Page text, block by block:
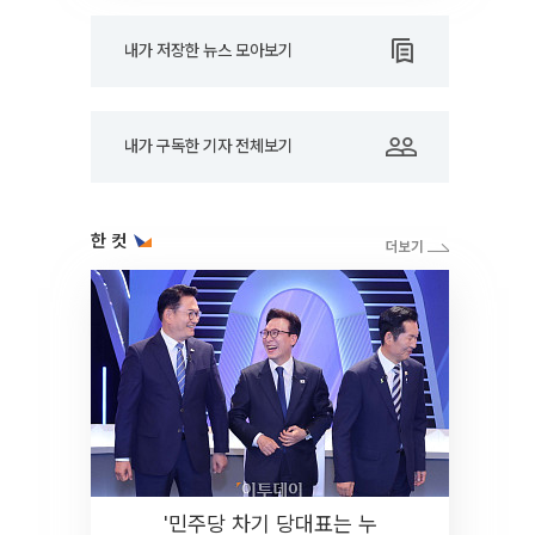
내가 저장한 뉴스 모아보기
내가 구독한 기자 전체보기
한 컷
'민주당 차기 당대표는 누